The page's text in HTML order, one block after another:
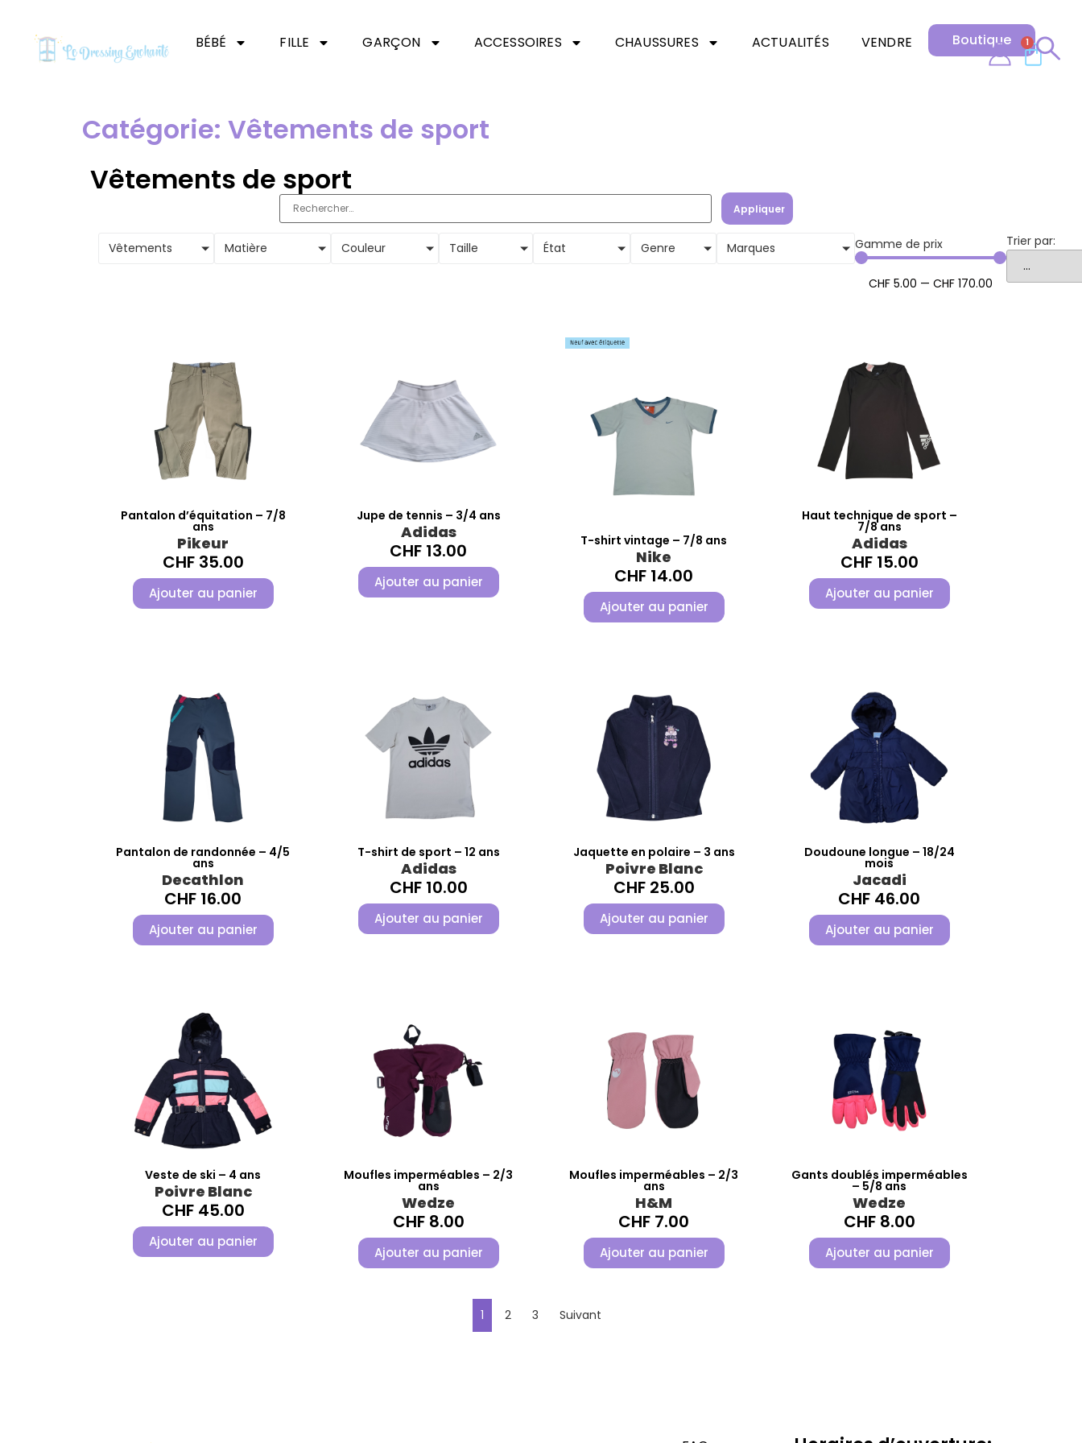
BÉBÉ FILLE GARÇON ACCESSOIRES CHAUSSURES ACTUALITÉS VENDRE Boutique 1
Catégorie: Vêtements de sport
Vêtements de sport
Appliquer
Vêtements Matière Couleur Taille État Genre Marques Gamme de prix
CHF5.00 —CHF170.00
Trier par:
Pantalon d’équitation – 7/8
ans
Pikeur
CHF35.00
Ajouter au panier
Jupe de tennis – 3/4 ans
Adidas
CHF 13.00
Ajouter au panier
T-shirt vintage – 7/8 ans
Nike
CHF 14.00
Ajouter au panier
Haut technique de sport –
7/8 ans
Adidas
CHF15.00
Ajouter au panier
Pantalon de randonnée – 4/5
ans
Decathlon
CHF 16.00
Ajouter au panier
T-shirt de sport – 12 ans
Adidas
CHF10.00
Ajouter au panier
Jaquette en polaire – 3 ans
Poivre Blanc
CHF25.00
Ajouter au panier
Doudoune longue – 18/24
mois
Jacadi
CHF 46.00
Ajouter au panier
Veste de ski – 4 ans
Poivre Blanc
CHF45.00
Ajouter au panier
Moufles imperméables – 2/3
ans
Wedze
CHF8.00
Ajouter au panier
Moufles imperméables – 2/3
ans
H&M
CHF 7.00
Ajouter au panier
Gants doublés imperméables
– 5/8 ans
Wedze
CHF8.00
Ajouter au panier
1 2 3 Suivant